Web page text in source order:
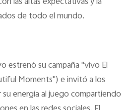
de todo el mundo.
estrenó su campaña "vivo El
Moments") e invitó a los
energía al juego compartiendo